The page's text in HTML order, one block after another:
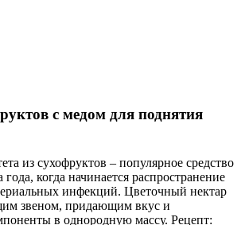
с медом для поднятия
из сухофруктов – популярное средство
когда начинается распространение
инфекций. Цветочный нектар
звеном, придающим вкус и
в однородную массу. Рецепт: